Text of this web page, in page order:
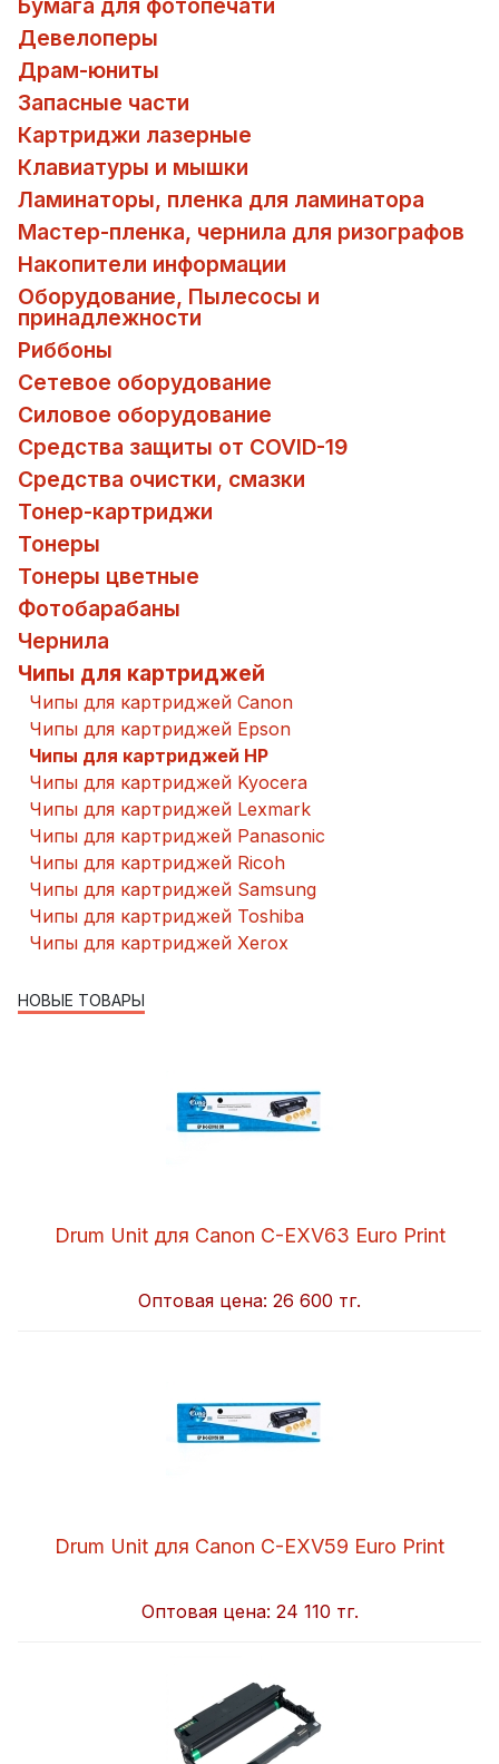
Девелоперы
Драм-юниты
Запасные части
Картриджи лазерные
Клавиатуры и мышки
Ламинаторы, пленка для ламинатора
Мастер-пленка, чернила для ризографов
Накопители информации
Оборудование, Пылесосы и
принадлежности
Риббоны
Сетевое оборудование
Силовое оборудование
Средства защиты от COVID-19
Средства очистки, смазки
Тонер-картриджи
Тонеры
Тонеры цветные
Фотобарабаны
Чернила
Чипы для картриджей
Чипы для картриджей Canon
Чипы для картриджей Epson
Чипы для картриджей HP
Чипы для картриджей Kyocera
Чипы для картриджей Lexmark
Чипы для картриджей Panasonic
Чипы для картриджей Ricoh
Чипы для картриджей Samsung
Чипы для картриджей Toshiba
Чипы для картриджей Xerox
НОВЫЕ ТОВАРЫ
Drum Unit для Canon C-EXV63 Euro Print
Оптовая цена: 26 600 тг.
Drum Unit для Canon C-EXV59 Euro Print
Оптовая цена: 24 110 тг.